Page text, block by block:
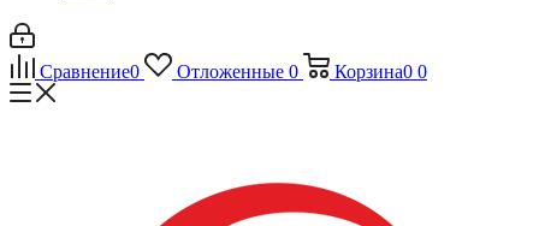
Сравнение0 Отложенные 0 Корзина0 0